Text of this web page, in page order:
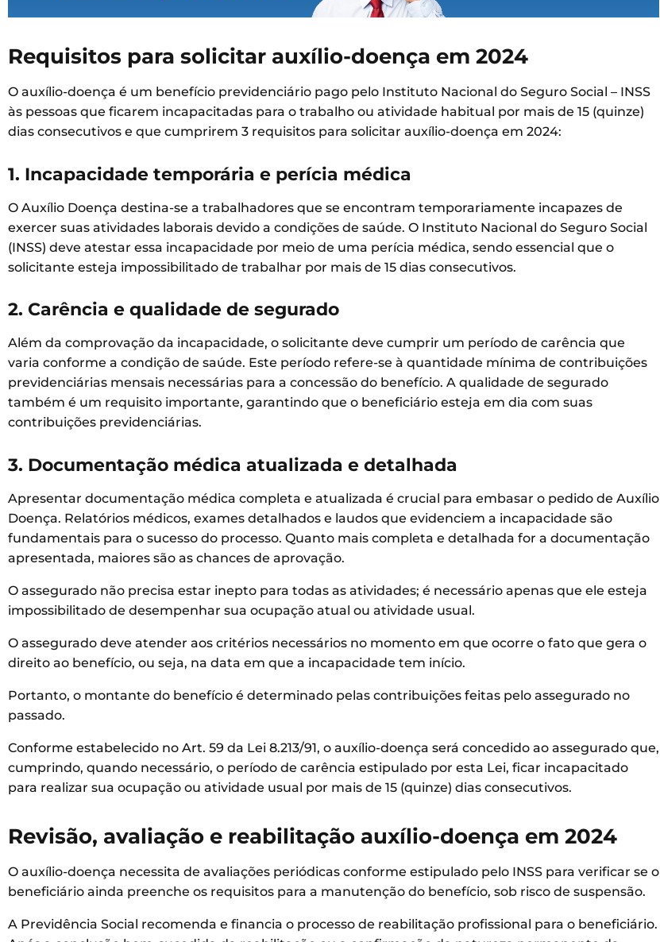
Requisitos para solicitar auxílio-doença em 2024
O auxílio-doença é um benefício previdenciário pago pelo Instituto Nacional do Seguro Social – INSS
às pessoas que ficarem incapacitadas para o trabalho ou atividade habitual por mais de 15 (quinze)
dias consecutivos e que cumprirem 3 requisitos para solicitar auxílio-doença em 2024:
1. Incapacidade temporária e perícia médica
O Auxílio Doença destina-se a trabalhadores que se encontram temporariamente incapazes de
exercer suas atividades laborais devido a condições de saúde. O Instituto Nacional do Seguro Social
(INSS) deve atestar essa incapacidade por meio de uma perícia médica, sendo essencial que o
solicitante esteja impossibilitado de trabalhar por mais de 15 dias consecutivos.
2. Carência e qualidade de segurado
Além da comprovação da incapacidade, o solicitante deve cumprir um período de carência que
varia conforme a condição de saúde. Este período refere-se à quantidade mínima de contribuições
previdenciárias mensais necessárias para a concessão do benefício. A qualidade de segurado
também é um requisito importante, garantindo que o beneficiário esteja em dia com suas
contribuições previdenciárias.
3. Documentação médica atualizada e detalhada
Apresentar documentação médica completa e atualizada é crucial para embasar o pedido de Auxílio
Doença. Relatórios médicos, exames detalhados e laudos que evidenciem a incapacidade são
fundamentais para o sucesso do processo. Quanto mais completa e detalhada for a documentação
apresentada, maiores são as chances de aprovação.
O assegurado não precisa estar inepto para todas as atividades; é necessário apenas que ele esteja
impossibilitado de desempenhar sua ocupação atual ou atividade usual.
O assegurado deve atender aos critérios necessários no momento em que ocorre o fato que gera o
direito ao benefício, ou seja, na data em que a incapacidade tem início.
Portanto, o montante do benefício é determinado pelas contribuições feitas pelo assegurado no
passado.
Conforme estabelecido no Art. 59 da Lei 8.213/91, o auxílio-doença será concedido ao assegurado que,
cumprindo, quando necessário, o período de carência estipulado por esta Lei, ficar incapacitado
para realizar sua ocupação ou atividade usual por mais de 15 (quinze) dias consecutivos.
Revisão, avaliação e reabilitação auxílio-doença em 2024
O auxílio-doença necessita de avaliações periódicas conforme estipulado pelo INSS para verificar se o
beneficiário ainda preenche os requisitos para a manutenção do benefício, sob risco de suspensão.
A Previdência Social recomenda e financia o processo de reabilitação profissional para o beneficiário.